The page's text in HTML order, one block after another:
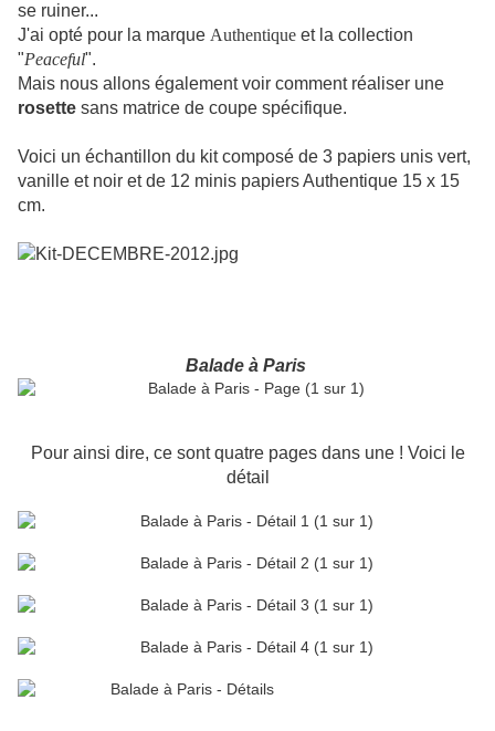
se ruiner...
J'ai opté pour la marque Authentique et la collection
"Peaceful".
Mais nous allons également voir comment réaliser une
rosette sans matrice de coupe spécifique.
Voici un échantillon du kit composé de 3 papiers unis vert,
vanille et noir et de 12 minis papiers Authentique 15 x 15
cm.
Balade à Paris
Pour ainsi dire, ce sont quatre pages dans une ! Voici le
détail